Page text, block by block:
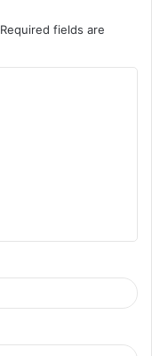
Required fields are